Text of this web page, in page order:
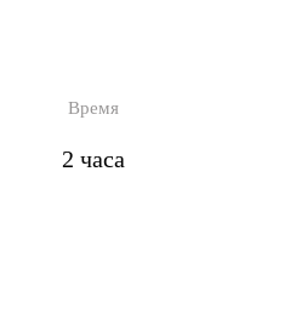
Время
2 часа